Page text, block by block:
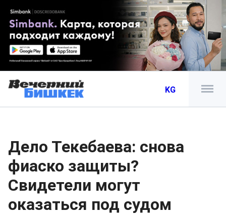
KG
Дело Текебаева: снова
фиаско защиты?
Свидетели могут
оказаться под судом